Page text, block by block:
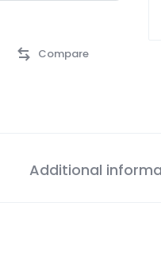
Compare
Additional